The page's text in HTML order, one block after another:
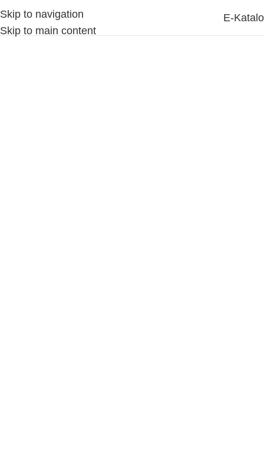
Skip to navigation
Skip to main content
MENU E-